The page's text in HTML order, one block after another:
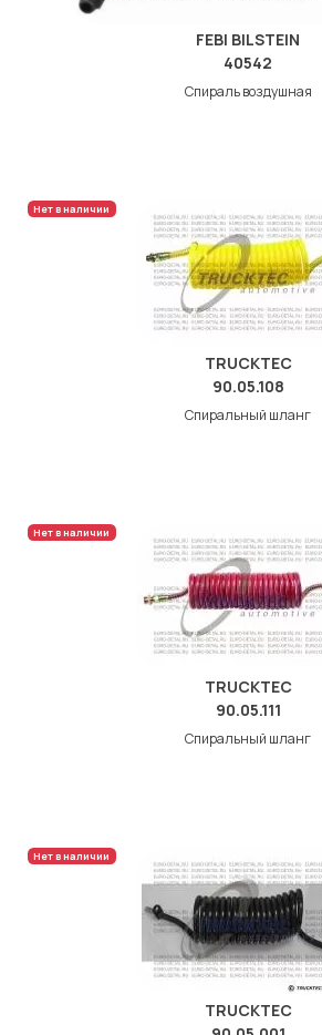
FEBI BILSTEIN
40542
Спираль воздушная
Нет в наличии
TRUCKTEC
90.05.108
Спиральный шланг
Нет в наличии
TRUCKTEC
90.05.111
Спиральный шланг
Нет в наличии
TRUCKTEC